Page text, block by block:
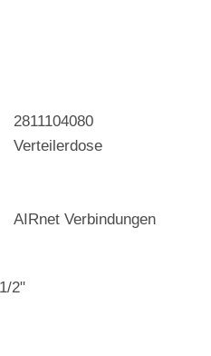
2811104080
Verteilerdose
AIRnet Verbindungen
2"